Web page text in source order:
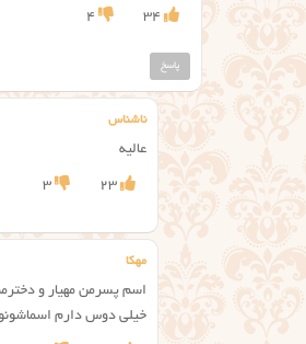
34
4
پاسخ
ناشناس
عالیه
23
3
مهکا
اسم پسرمن مهیار و
خیلی دوس دارم اسماشونو